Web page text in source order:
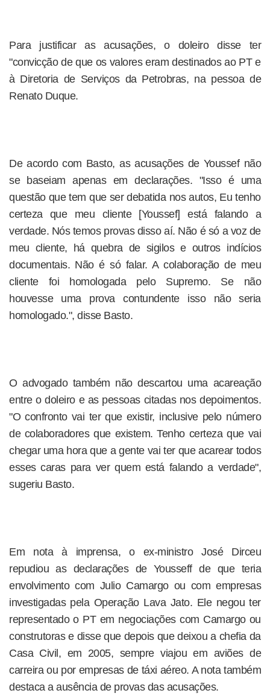
Para justificar as acusações, o doleiro disse ter
"convicção de que os valores eram destinados ao PT e
à Diretoria de Serviços da Petrobras, na pessoa de
Renato Duque.
De acordo com Basto, as acusações de Youssef não
se baseiam apenas em declarações. "Isso é uma
questão que tem que ser debatida nos autos, Eu tenho
certeza que meu cliente [Youssef] está falando a
verdade. Nós temos provas disso aí. Não é só a voz de
meu cliente, há quebra de sigilos e outros indícios
documentais. Não é só falar. A colaboração de meu
cliente foi homologada pelo Supremo. Se não
houvesse uma prova contundente isso não seria
homologado.", disse Basto.
O advogado também não descartou uma acareação
entre o doleiro e as pessoas citadas nos depoimentos.
"O confronto vai ter que existir, inclusive pelo número
de colaboradores que existem. Tenho certeza que vai
chegar uma hora que a gente vai ter que acarear todos
esses caras para ver quem está falando a verdade",
sugeriu Basto.
Em nota à imprensa, o ex-ministro José Dirceu
repudiou as declarações de Yousseff de que teria
envolvimento com Julio Camargo ou com empresas
investigadas pela Operação Lava Jato. Ele negou ter
representado o PT em negociações com Camargo ou
construtoras e disse que depois que deixou a chefia da
Casa Civil, em 2005, sempre viajou em aviões de
carreira ou por empresas de táxi aéreo. A nota também
destaca a ausência de provas das acusações.